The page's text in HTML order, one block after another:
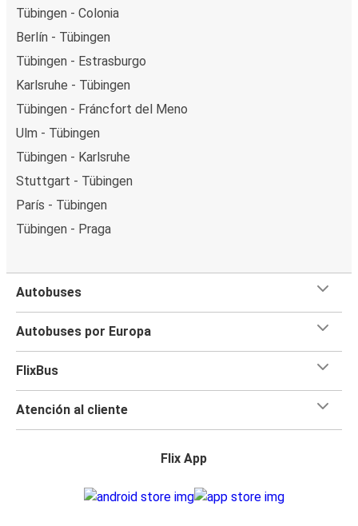
Tübingen - Colonia
Berlín - Tübingen
Tübingen - Estrasburgo
Karlsruhe - Tübingen
Tübingen - Fráncfort del Meno
Ulm - Tübingen
Tübingen - Karlsruhe
Stuttgart - Tübingen
París - Tübingen
Tübingen - Praga
Autobuses
Autobuses por Europa
FlixBus
Atención al cliente
Flix App